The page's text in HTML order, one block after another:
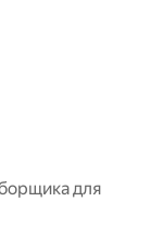
для